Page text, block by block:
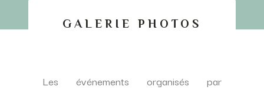
GALERIE PHOTOS
Les événements organisés par